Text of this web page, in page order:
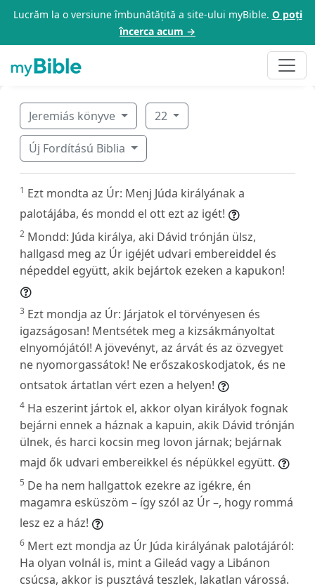
Lucrăm la o versiune îmbunătățită a site-ului myBible. O poți
încerca acum →
Jeremiás könyve 22
Új Fordítású Biblia
1 Ezt mondta az Úr: Menj Júda királyának a
palotájába, és mondd el ott ezt az igét!
2 Mondd: Júda királya, aki Dávid trónján ülsz,
hallgasd meg az Úr igéjét udvari embereiddel és
népeddel együtt, akik bejártok ezeken a kapukon!
3 Ezt mondja az Úr: Járjatok el törvényesen és
igazságosan! Mentsétek meg a kizsákmányoltat
elnyomójától! A jövevényt, az árvát és az özvegyet
ne nyomorgassátok! Ne erőszakoskodjatok, és ne
ontsatok ártatlan vért ezen a helyen!
4 Ha eszerint jártok el, akkor olyan királyok fognak
bejárni ennek a háznak a kapuin, akik Dávid trónján
ülnek, és harci kocsin meg lovon járnak; bejárnak
majd ők udvari embereikkel és népükkel együtt.
5 De ha nem hallgattok ezekre az igékre, én
magamra esküszöm – így szól az Úr –, hogy rommá
lesz ez a ház!
6 Mert ezt mondja az Úr Júda királyának palotájáról:
Ha olyan volnál is, mint a Gileád vagy a Libánon
csúcsa, akkor is pusztává teszlek, lakatlan várossá.